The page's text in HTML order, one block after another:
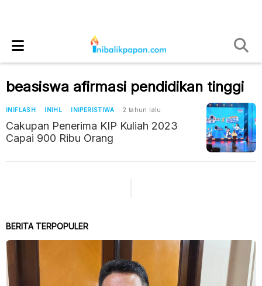
beasiswa afirmasi pendidikan tinggi
INIFLASH INIHL INIPERISTIWA 2 tahun lalu
Cakupan Penerima KIP Kuliah 2023
Capai 900 Ribu Orang
BERITA TERPOPULER